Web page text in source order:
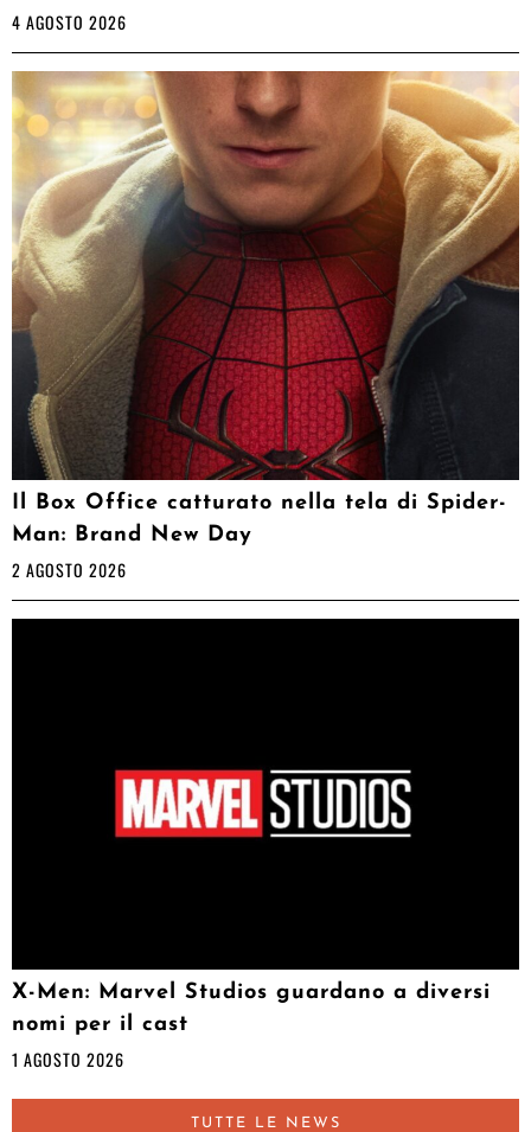
4 AGOSTO 2026
Il Box Office catturato nella tela di Spider-
Man: Brand New Day
2 AGOSTO 2026
X-Men: Marvel Studios guardano a diversi
nomi per il cast
1 AGOSTO 2026
TUTTE LE NEWS